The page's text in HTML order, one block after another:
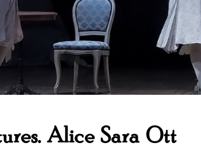
Alice Sara Ott